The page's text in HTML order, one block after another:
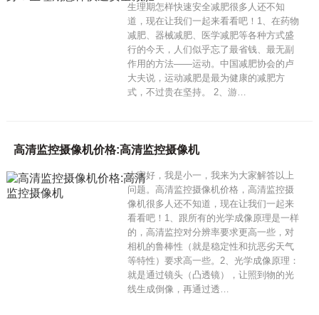
生理期怎样快速安全减肥很多人还不知
道，现在让我们一起来看看吧！1、在药物
减肥、器械减肥、医学减肥等各种方式盛
行的今天，人们似乎忘了最省钱、最无副
作用的方法——运动。中国减肥协会的卢
大夫说，运动减肥是最为健康的减肥方
式，不过贵在坚持。 2、游…
高清监控摄像机价格:高清监控摄像机
大家好，我是小一，我来为大家解答以上
问题。高清监控摄像机价格，高清监控摄
像机很多人还不知道，现在让我们一起来
看看吧！1、跟所有的光学成像原理是一样
的，高清监控对分辨率要求更高一些，对
相机的鲁棒性（就是稳定性和抗恶劣天气
等特性）要求高一些。2、光学成像原理：
就是通过镜头（凸透镜），让照到物的光
线生成倒像，再通过透…